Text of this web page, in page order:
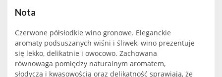
Nota
Czerwone półsłodkie wino gronowe. Eleganckie
aromaty podsuszanych wiśni i śliwek, wino prezentuje
się lekko, delikatnie i owocowo. Zachowana
równowaga pomiędzy naturalnym aromatem,
słodyczą i kwasowością oraz delikatność sprawiają, że